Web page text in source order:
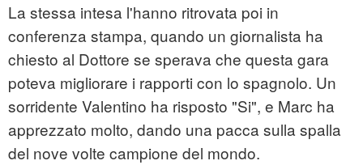
La stessa intesa l'hanno ritrovata poi in
conferenza stampa, quando un giornalista ha
chiesto al Dottore se sperava che questa gara
poteva migliorare i rapporti con lo spagnolo. Un
sorridente Valentino ha risposto "Si", e Marc ha
apprezzato molto, dando una pacca sulla spalla
del nove volte campione del mondo.